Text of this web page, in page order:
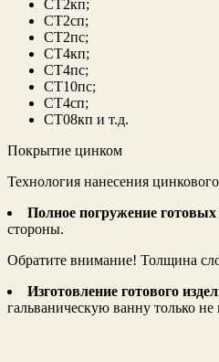
СТ2кп;
СТ2сп;
СТ2пс;
СТ4кп;
СТ4пс;
СТ10пс;
СТ4сп;
СТ08кп и т.д.
Покрытие цинком
Технология нанесения
Полное погружение
стороны.
Обратите внимание! Толщина
Изготовление готового
гальваническую ванну только